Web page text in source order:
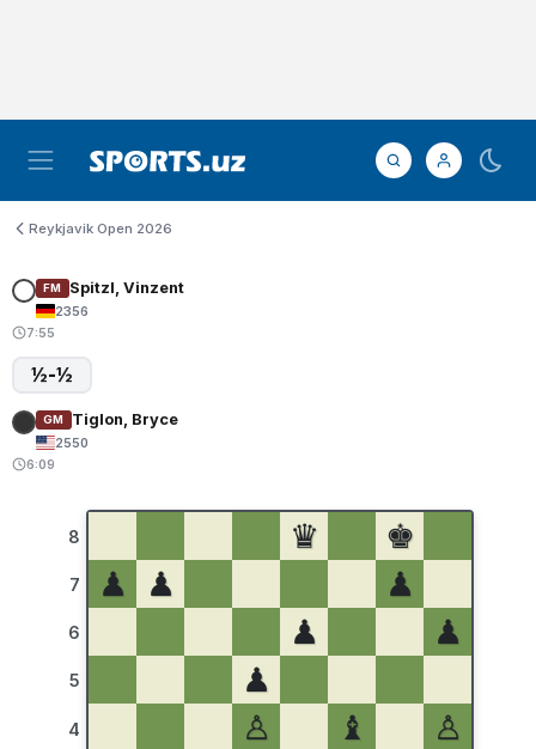
Reykjavik Open 2026
FM Spitzl, Vinzent
2356
7:55
½-½
GM Tiglon, Bryce
2550
6:09
8
7
6
5
4
♛
♚
♟
♟
♟
♟
♟
♟
♙
♝
♙